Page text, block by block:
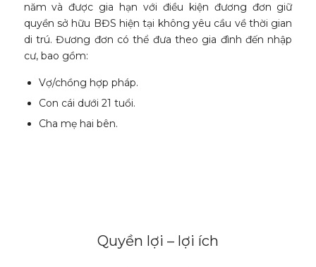
năm và được gia hạn với điều kiện đương đơn giữ
quyền sở hữu BĐS hiện tại không yêu cầu về thời gian
di trú. Đương đơn có thể đưa theo gia đình đến nhập
cư, bao gồm:
Vợ/chồng hợp pháp.
Con cái dưới 21 tuổi.
Cha mẹ hai bên.
Quyền lợi – lợi ích